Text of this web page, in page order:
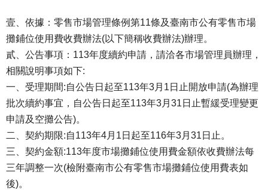
壹、依據：零售市場管理條例第11條及臺南市公有零售市場
攤鋪位使用費收費辦法(以下簡稱收費辦法)辦理。
貳、公告事項：113年度續約申請，請洽各市場管理員辦理，
相關說明事項如下:
一、受理期間:自公告日起至113年3月1日止開放申請(為辦理
批次續約事宜，自公告日起至113年3月31日止暫緩受理變更
申請及空攤公告)。
二、契約期限:自113年4月1日起至116年3月31日止。
三、契約金額:113年度市場攤鋪位使用費金額依收費辦法每
三年調整一次(檢附臺南市公有零售市場攤鋪位使用費表如
後)。